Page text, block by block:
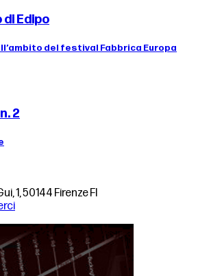
Edipo
del festival Fabbrica Europa
2
1, 50144 Firenze FI